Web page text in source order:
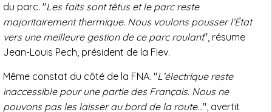
du parc. "Les faits sont têtus et le parc reste
majoritairement thermique. Nous voulons pousser l’État
vers une meilleure gestion de ce parc roulant", résume
Jean-Louis Pech, président de la Fiev.
Même constat du côté de la FNA. "L’électrique reste
inaccessible pour une partie des Français. Nous ne
pouvons pas les laisser au bord de la route…", avertit